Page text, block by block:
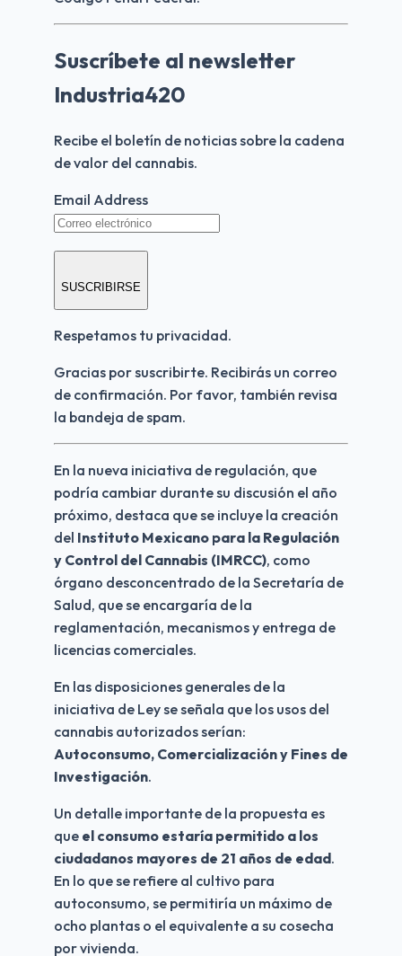
Suscríbete al newsletter
Industria420
Recibe el boletín de noticias sobre la cadena
de valor del cannabis.
Email Address
SUSCRIBIRSE
Respetamos tu privacidad.
Gracias por suscribirte. Recibirás un correo
de confirmación. Por favor, también revisa
la bandeja de spam.
En la nueva iniciativa de regulación, que
podría cambiar durante su discusión el año
próximo, destaca que se incluye la creación
del Instituto Mexicano para la Regulación
y Control del Cannabis (IMRCC), como
órgano desconcentrado de la Secretaría de
Salud, que se encargaría de la
reglamentación, mecanismos y entrega de
licencias comerciales.
En las disposiciones generales de la
iniciativa de Ley se señala que los usos del
Autoconsumo, Comercialización y Fines de
Investigación.
Un detalle importante de la propuesta es
que el consumo estaría permitido a los
ciudadanos mayores de 21 años de edad.
En lo que se refiere al cultivo para
autoconsumo, se permitiría un máximo de
ocho plantas o el equivalente a su cosecha
por vivienda.